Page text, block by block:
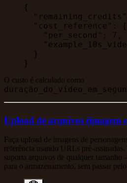
{
  "remaining_credits"
  "cost_reference"
: {
    "per_second"
: 7 ,
  }
}
O custo é calculado como
Upload de arquivos (imagem
Faça upload de imagens de
referência usando URLs pré-assinadas.
suporta arquivos de qualquer
para o armazenamento, sem passar